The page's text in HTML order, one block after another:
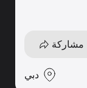
مشاركة
دبي